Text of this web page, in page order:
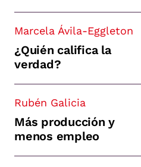
Marcela Ávila-Eggleton
¿Quién califica la
verdad?
Rubén Galicia
Más producción y
menos empleo